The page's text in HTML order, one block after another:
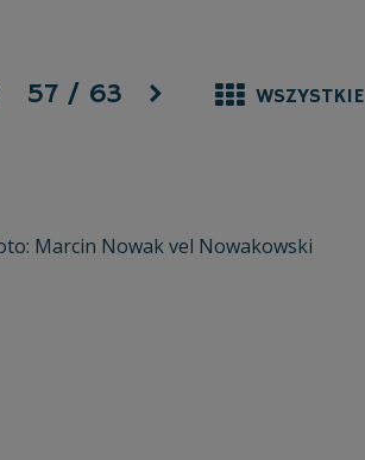
57 / 63 WSZYSTKIE
Marcin Nowak vel Nowakowski